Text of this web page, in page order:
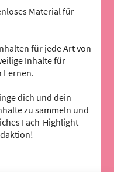
Material für
für jede Art von
Inhalte für
Lernen.
dich und dein
zu sammeln und
Fach-Highlight